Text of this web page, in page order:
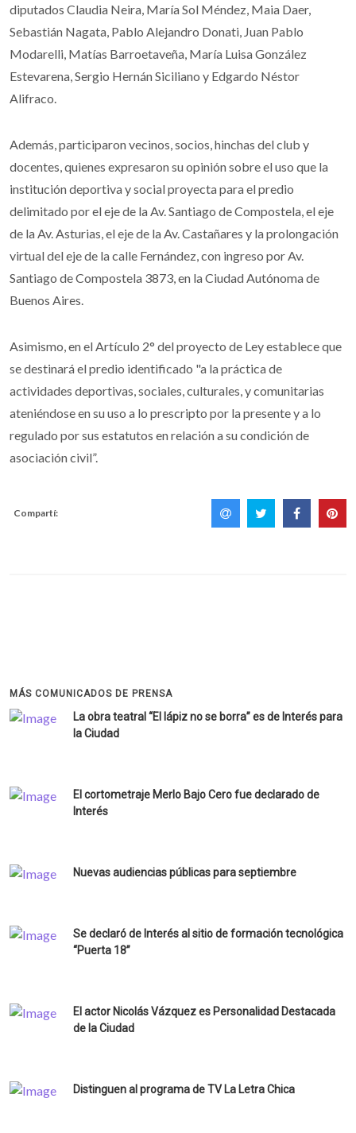
diputados Claudia Neira, María Sol Méndez, Maia Daer,
Sebastián Nagata, Pablo Alejandro Donati, Juan Pablo
Modarelli, Matías Barroetaveña, María Luisa González
Estevarena, Sergio Hernán Siciliano y Edgardo Néstor
Alifraco.
Además, participaron vecinos, socios, hinchas del club y
docentes, quienes expresaron su opinión sobre el uso que la
institución deportiva y social proyecta para el predio
delimitado por el eje de la Av. Santiago de Compostela, el eje
de la Av. Asturias, el eje de la Av. Castañares y la prolongación
virtual del eje de la calle Fernández, con ingreso por Av.
Santiago de Compostela 3873, en la Ciudad Autónoma de
Buenos Aires.
Asimismo, en el Artículo 2° del proyecto de Ley establece que
se destinará el predio identificado "a la práctica de
actividades deportivas, sociales, culturales, y comunitarias
ateniéndose en su uso a lo prescripto por la presente y a lo
regulado por sus estatutos en relación a su condición de
asociación civil”.
Compartí:
MÁS COMUNICADOS DE PRENSA
La obra teatral “El lápiz no se borra” es de Interés para
la Ciudad
El cortometraje Merlo Bajo Cero fue declarado de
Interés
Nuevas audiencias públicas para septiembre
Se declaró de Interés al sitio de formación tecnológica
“Puerta 18”
El actor Nicolás Vázquez es Personalidad Destacada
de la Ciudad
Distinguen al programa de TV La Letra Chica